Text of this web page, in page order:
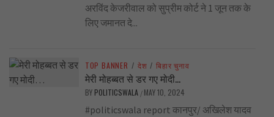
अरविंद केजरीवाल को सुप्रीम कोर्ट ने 1 जून तक के
लिए जमानत दे...
TOP BANNER / देश / बिहार चुनाव
मेरी मोहब्बत से डर गए मोदी…
BY POLITICSWALA / MAY 10, 2024
#politicswala report कानपुर/ अखिलेश यादव